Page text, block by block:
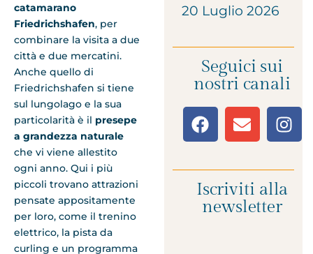
catamarano
Friedrichshafen, per
combinare la visita a due
città e due mercatini.
Anche quello di
Friedrichshafen si tiene
sul lungolago e la sua
particolarità è il presepe
a grandezza naturale
che vi viene allestito
ogni anno. Qui i più
piccoli trovano attrazioni
pensate appositamente
per loro, come il trenino
elettrico, la pista da
curling e un programma
20 Luglio 2026
Seguici sui
nostri canali
Iscriviti alla
newsletter